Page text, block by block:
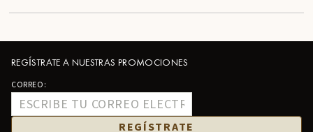
REGÍSTRATE A NUESTRAS PROMOCIONES
CORREO:
REGÍSTRATE